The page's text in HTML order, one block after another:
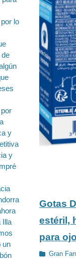
Gotas
estéril,
para
Categorías
Gran